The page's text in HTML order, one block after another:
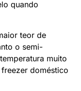
quando
teor de
o semi-
muito
doméstico